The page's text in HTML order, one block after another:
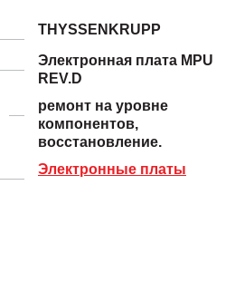
THYSSENKRUPP
Электронная плата MPU
REV.D
ремонт на уровне
компонентов,
восстановление.
Электронные платы